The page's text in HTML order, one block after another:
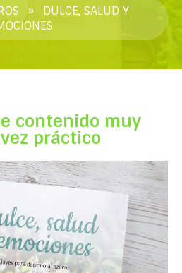
»
DULCE, SALUD Y
contenido muy
práctico